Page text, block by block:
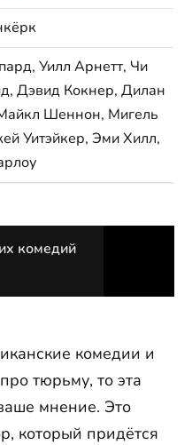
Уилл Арнетт, Чи
Дэвид Кокнер, Дилан
Шеннон, Мигель
Уитэйкер, Эми Хилл,
комедий
комедии и
тюрьму, то эта
мнение. Это
который придётся